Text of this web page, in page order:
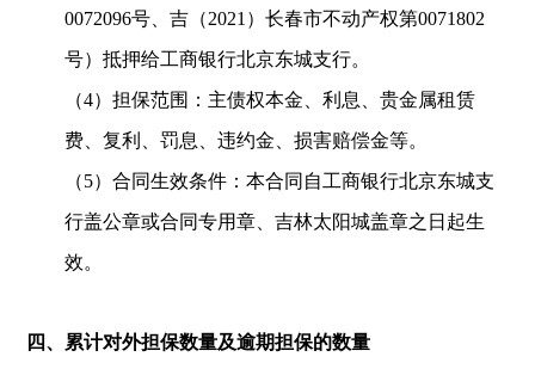
0072096号、吉（2021 ）长春市不动产权第0071802
号）抵押给工商银行北京东城支行。
（4）担保范围：主债权本金、利息、贵金属租赁
费、复利、罚息、违约金、损害赔偿金等。
（5）合同生效条件：本合同自工商银行北京东城支
行盖公章或合同专用章、吉林太阳城盖章之日起生
效。
四、 累计对外担保数量及逾期担保的数量